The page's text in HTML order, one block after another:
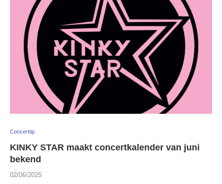
Concerttip
KINKY STAR maakt concertkalender van juni
bekend
02/06/2025